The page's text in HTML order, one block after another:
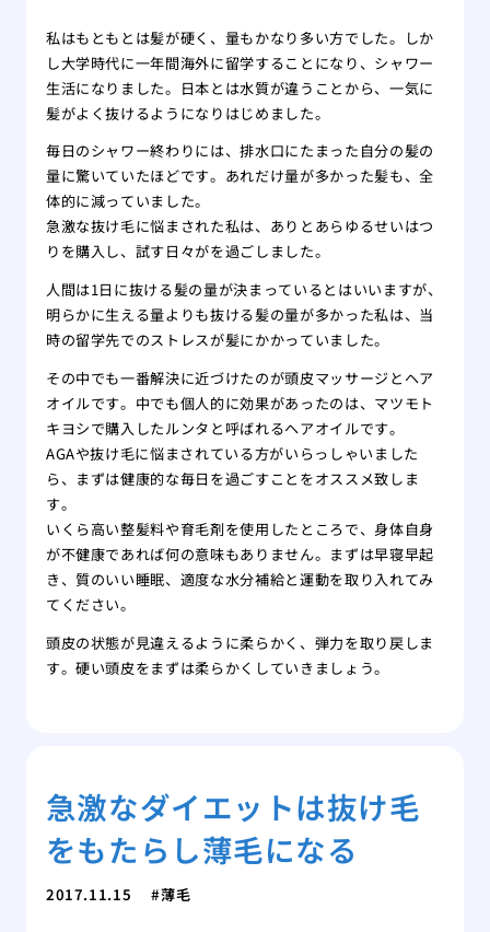
私はもともとは髪が硬く、量もかなり多い方でした。しか
し大学時代に一年間海外に留学することになり、シャワー
生活になりました。日本とは水質が違うことから、一気に
髪がよく抜けるようになりはじめました。
毎日のシャワー終わりには、排水口にたまった自分の髪の
量に驚いていたほどです。あれだけ量が多かった髪も、全
体的に減っていました。
急激な抜け毛に悩まされた私は、ありとあらゆるせいはつ
りを購入し、試す日々がを過ごしました。
人間は1日に抜ける髪の量が決まっているとはいいますが、
明らかに生える量よりも抜ける髪の量が多かった私は、当
時の留学先でのストレスが髪にかかっていました。
その中でも一番解決に近づけたのが頭皮マッサージとヘア
オイルです。中でも個人的に効果があったのは、マツモト
キヨシで購入したルンタと呼ばれるヘアオイルです。
AGAや抜け毛に悩まされている方がいらっしゃいました
ら、まずは健康的な毎日を過ごすことをオススメ致しま
す。
いくら高い整髪料や育毛剤を使用したところで、身体自身
が不健康であれば何の意味もありません。まずは早寝早起
き、質のいい睡眠、適度な水分補給と運動を取り入れてみ
てください。
頭皮の状態が見違えるように柔らかく、弾力を取り戻しま
す。硬い頭皮をまずは柔らかくしていきましょう。
急激なダイエットは抜け毛
をもたらし薄毛になる
2017.11.15 薄毛